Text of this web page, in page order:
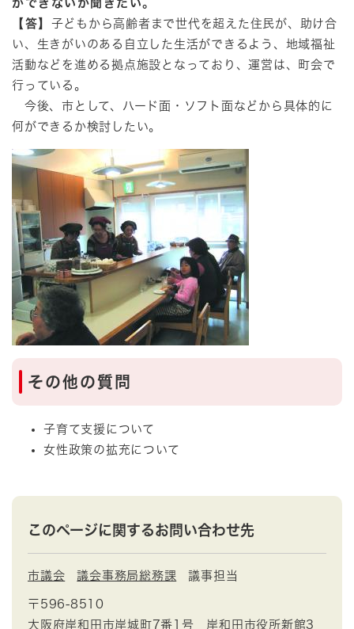
ができないか聞きたい。
【答】 子どもから高齢者まで世代を超えた住民が、助け合
い、生きがいのある自立した生活ができるよう、地域福祉
活動などを進める拠点施設となっており、運営は、町会で
行っている。
今後、市として、ハード面・ソフト面などから具体的に
何ができるか検討したい。
その他の質問
子育て支援について
女性政策の拡充について
このページに関するお問い合わせ先
市議会 議会事務局総務課 議事担当
〒596-8510
大阪府岸和田市岸城町7番1号 岸和田市役所新館3